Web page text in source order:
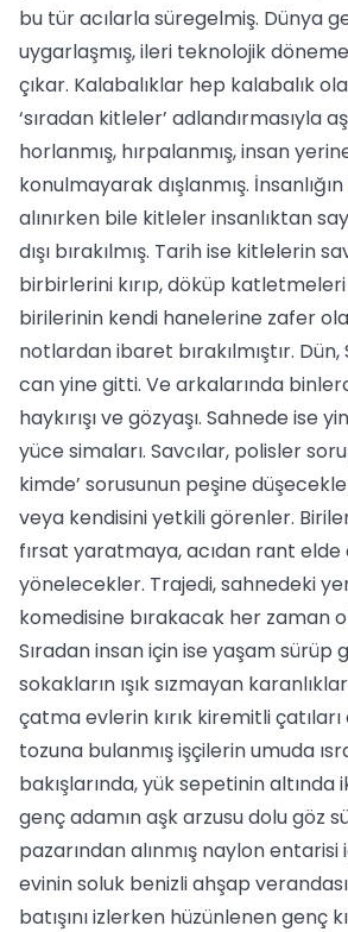
bu tür acılarla süregelmiş. Dünya
uygarlaşmış, ileri teknolojik
çıkar. Kalabalıklar hep kalabalık
‘sıradan kitleler’ adlandırmasıyla
horlanmış, hırpalanmış, insan
konulmayarak dışlanmış.
alınırken bile kitleler insanlıktan
dışı bırakılmış. Tarih ise kitlelerin
birbirlerini kırıp, döküp
birilerinin kendi hanelerine zafer
notlardan ibaret bırakılmıştır.
can yine gitti. Ve arkalarında
haykırışı ve gözyaşı. Sahnede ise
yüce simaları. Savcılar, polisler
kimde’ sorusunun peşine
veya kendisini yetkili görenler.
fırsat yaratmaya, acıdan rant
yönelecekler. Trajedi, sahnedeki
komedisine bırakacak her zaman
Sıradan insan için ise yaşam sürüp
sokakların ışık sızmayan
çatma evlerin kırık kiremitli
tozuna bulanmış işçilerin umuda
bakışlarında, yük sepetinin altında
genç adamın aşk arzusu dolu göz
pazarından alınmış naylon
evinin soluk benizli ahşap
batışını izlerken hüzünlenen genç